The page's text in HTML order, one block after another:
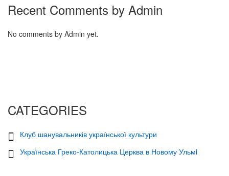
Recent Comments by Admin
No comments by Admin yet.
CATEGORIES
Клуб шанувальників української культури
Українська Греко-Католицька Церква в Новому Ульмi